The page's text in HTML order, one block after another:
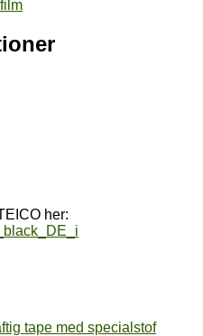
her:
tape med specialstof